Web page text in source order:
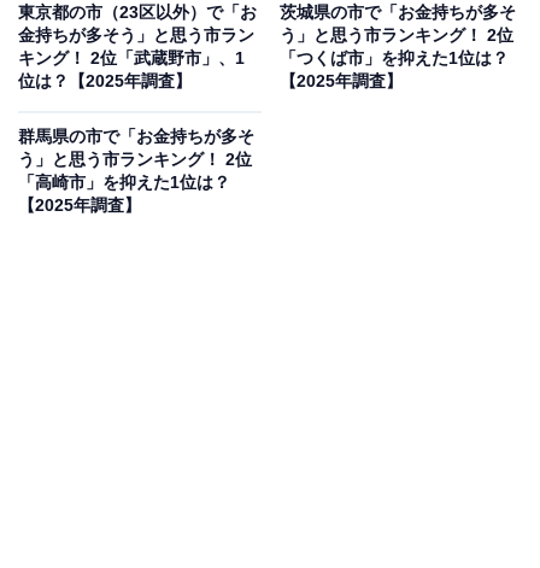
魅力で、リゾートや別荘地としてのイメージがあるか
ら」（30代男性／富山県）、「歴史的建造物も多々ある
し、広い敷地の邸宅もあるから」（40代女性／長崎
もいいので、古くからの住民もお金を持っていそうだ
が、新規でお金持ちが引っ越してくる感じもありそう」
（50代男性／神奈川県）といった声が集まりました。
東京都の市（23区以外）で「お
金持ちが多そう」と思う市ラン
キング！ 2位「武蔵野市」、1
位は？【2025年調査】
茨城県の市で「お金持ちが多そ
う」と思う市ランキング！ 2位
「つくば市」を抑えた1位は？
【2025年調査】
群馬県の市で「お金持ちが多そ
う」と思う市ランキング！ 2位
「高崎市」を抑えた1位は？
【2025年調査】